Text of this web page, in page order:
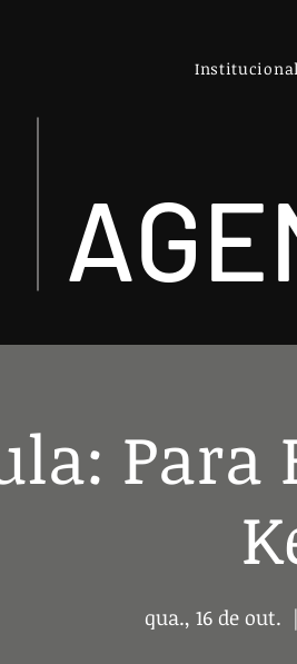
Para
qua., 16 de out.